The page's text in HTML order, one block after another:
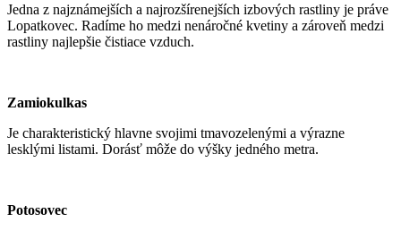
Jedna z najznámejších a najrozšírenejších izbových rastliny je práve
Lopatkovec. Radíme ho medzi nenáročné kvetiny a zároveň medzi
rastliny najlepšie čistiace vzduch.
Zamiokulkas
Je charakteristický hlavne svojimi tmavozelenými a výrazne
lesklými listami. Dorásť môže do výšky jedného metra.
Potosovec